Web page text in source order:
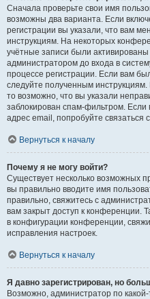
Сначала проверьте свои имя
возможны два варианта. Если
регистрации вы указали, что вам
инструкциям. На некоторых
учётные записи были
администратором до входа в
процессе регистрации. Если вам
следуйте полученным
то возможно, что вы указали
заблокирован спам-фильтром.
адрес email, попробуйте связаться
Вернуться к началу
Почему я не могу войти?
Существует несколько возможных
вы правильно вводите имя
правильно, свяжитесь с
вам закрыт доступ к конференции.
в конфигурации конференции,
исправления настроек.
Вернуться к началу
Я давно зарегистрирован, но
Возможно, администратор по